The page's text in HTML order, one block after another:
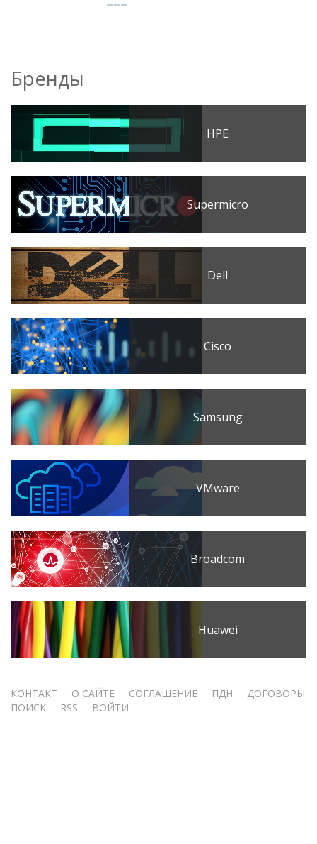
Бренды
HPE
Supermicro
Dell
Cisco
Samsung
VMware
Broadcom
Huawei
Меню
КОНТАКТ О САЙТЕ СОГЛАШЕНИЕ ПДН
ДОГОВОРЫ
ПОИСК
RSS ВОЙТИ